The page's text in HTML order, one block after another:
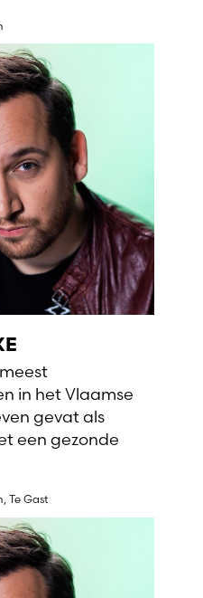
in het Vlaamse
gevat als
een gezonde
, Te Gast